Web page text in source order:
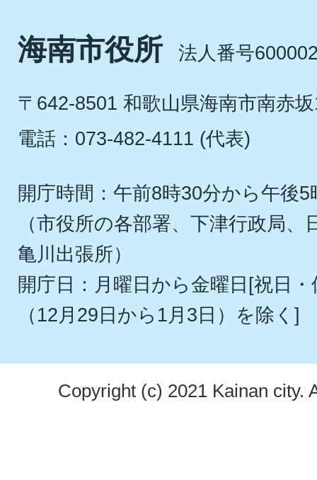
海南市役所 法人番号
〒642-8501 和歌山県海南市南赤
電話：073-482-4111 (代表)
開庁時間：午前8時30分から午後5
（市役所の各部署、下津行政局
亀川出張所）
開庁日：月曜日から金曜日[祝日
（12月29日から1月3日）を除く]
Copyright (c) 2021 Kainan city.